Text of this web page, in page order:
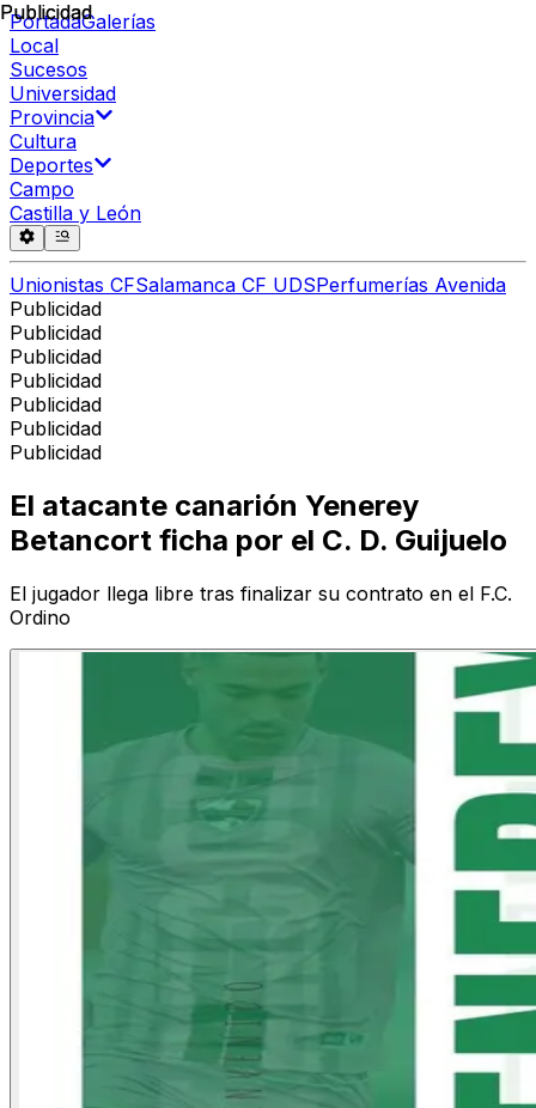
PortadaGalerías
Local
Sucesos
Universidad
Provincia
Cultura
Deportes
Campo
Castilla y León
Unionistas CFSalamanca CF UDSPerfumerías Avenida
Publicidad
Publicidad
Publicidad
Publicidad
Publicidad
Publicidad
Publicidad
Publicidad
El atacante canarión Yenerey
Betancort ficha por el C. D. Guijuelo
El jugador llega libre tras finalizar su contrato en el F.C.
Ordino
Publicidad